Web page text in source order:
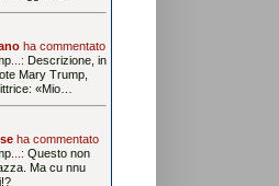
ha commentato
...: Descrizione, in
Mary Trump,
«Mio…
ha commentato
...: Questo non
Ma cu nnu